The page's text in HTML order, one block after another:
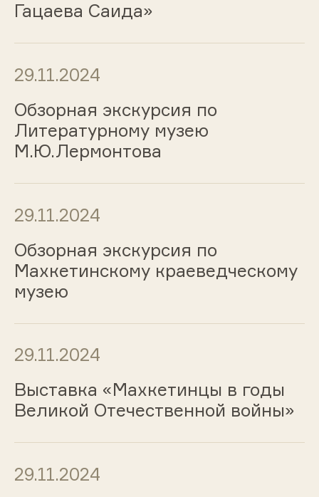
Гацаева Саида»
29.11.2024
Обзорная экскурсия по
Литературному музею
М.Ю.Лермонтова
29.11.2024
Обзорная экскурсия по
Махкетинскому краеведческому
музею
29.11.2024
Выставка «Махкетинцы в годы
Великой Отечественной войны»
29.11.2024